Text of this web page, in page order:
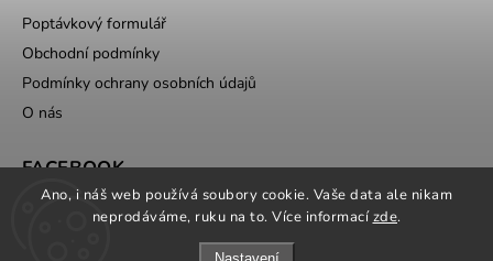
Ano, i náš web používá soubory cookie. Vaše data ale nikam
neprodáváme, ruku na to. Více informacízde.
Poptávkový formulář
Obchodní podmínky
Podmínky ochrany osobních údajů
O nás
FACEBOOK